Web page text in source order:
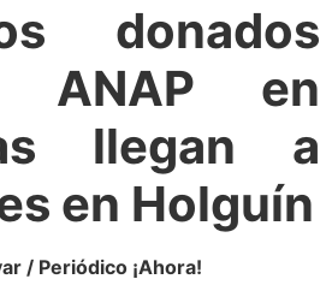
donados
en
llegan a
en Holguín
/ Periódico ¡Ahora!